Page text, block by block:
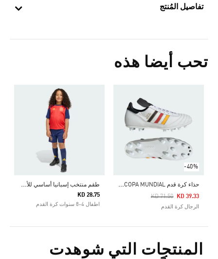
تفاصيل المُنتج
تحب أيضا هذه
-40%
ح
ذاء كرة قدم COPA MUNDIAL للأرضيات الصلبة
Price Reduced From
KD 71.50
To KD 39.33
الرجال كرة القدم
ط
قم منتخب إسبانيا أساسي للأطفال لعام 2026
KD 28.75
اطفال 4-8 سنوات كرة القدم
المنتجات التي شوهدت